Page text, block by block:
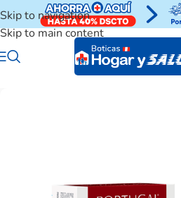
Skip to navigation
Skip to main content